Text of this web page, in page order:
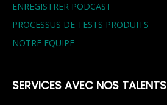
ENREGISTRER PODCAST
PROCESSUS DE TESTS PRODUITS
NOTRE EQUIPE
SERVICES AVEC NOS TALENTS